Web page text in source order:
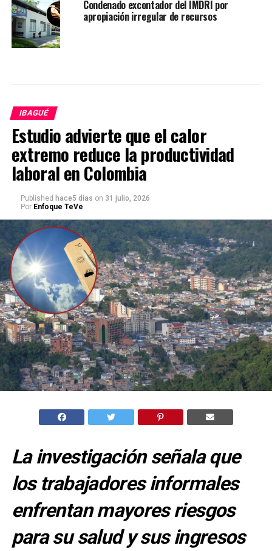
Condenado excontador del IMDRI por
apropiación irregular de recursos
IBAGUÉ
Estudio advierte que el calor
extremo reduce la productividad
laboral en Colombia
Published hace5 días on 31 julio, 2026
Por Enfoque TeVe
La investigación señala que
los trabajadores informales
enfrentan mayores riesgos
para su salud y sus ingresos